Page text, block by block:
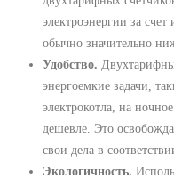
электроэнергии за
обычно значительно
Удобство.
энергоемкие задачи,
электрокотла, на
дешевле. Это
свои дела в
Экологичность.